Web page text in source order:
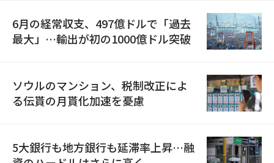
6月の経常収支、497億ドルで「過去
最大」…輸出が初の1000億ドル突破
ソウルのマンション、税制改正によ
る伝貰の月貰化加速を憂慮
5大銀行も地方銀行も延滞率上昇…融